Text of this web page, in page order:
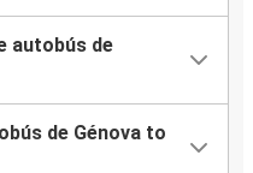
autobús de
de Génova to